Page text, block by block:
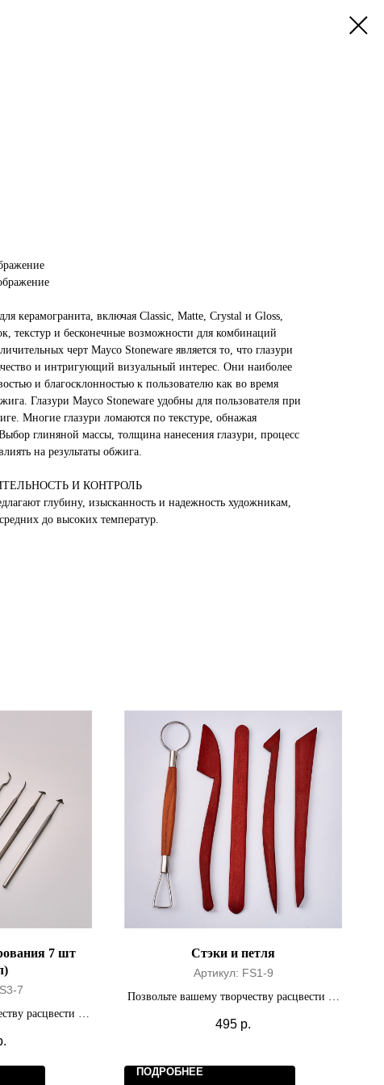
керамогранита, включая Classic, Matte, Crystal и Gloss,
текстур и бесконечные возможности для комбинаций
черт Mayco Stoneware является то, что глазури
и интригующий визуальный интерес. Они наиболее
и благосклонностью к пользователю как во время
Глазури Mayco Stoneware удобны для пользователя при
Многие глазури ломаются по текстуре, обнажая
глиняной массы, толщина нанесения глазури, процесс
на результаты обжига.
И КОНТРОЛЬ
глубину, изысканность и надежность художникам,
до высоких температур.
7 шт
7
расцвести на
Стэки и петля
Артикул: FS1-9
Позвольте вашему творчеству расцвести на
495 р.
ПОДРОБНЕЕ